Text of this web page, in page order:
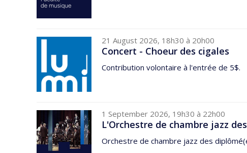
21 August 2026, 18h30 à 20h00
Concert - Choeur des cigales
Contribution volontaire à l'entrée de 5$.
1 September 2026, 19h30 à 22h00
L'Orchestre de chambre jazz
Orchestre de chambre jazz des